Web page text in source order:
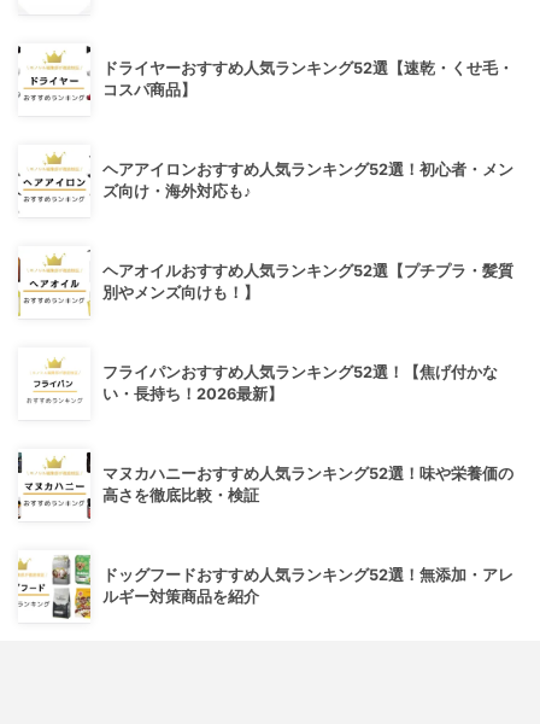
ドライヤーおすすめ人気ランキング52選【速乾・くせ毛・
コスパ商品】
ヘアアイロンおすすめ人気ランキング52選！初心者・メン
ズ向け・海外対応も♪
ヘアオイルおすすめ人気ランキング52選【プチプラ・髪質
別やメンズ向けも！】
フライパンおすすめ人気ランキング52選！【焦げ付かな
い・長持ち！2026最新】
マヌカハニーおすすめ人気ランキング52選！味や栄養価の
高さを徹底比較・検証
ドッグフードおすすめ人気ランキング52選！無添加・アレ
ルギー対策商品を紹介